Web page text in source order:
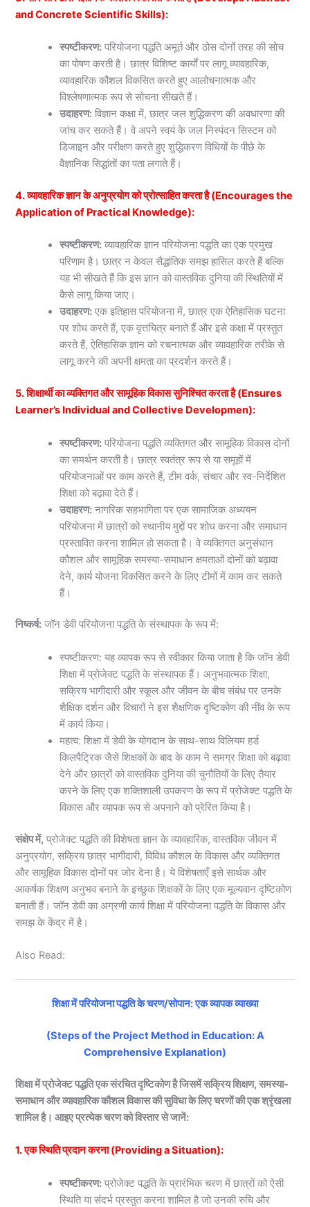
and Concrete Scientific Skills):
स्पष्टीकरण: परियोजना पद्धति अमूर्त और ठोस दोनों तरह की सोच
का पोषण करती है। छात्र विशिष्ट कार्यों पर लागू व्यावहारिक,
व्यावहारिक कौशल विकसित करते हुए आलोचनात्मक और
विश्लेषणात्मक रूप से सोचना सीखते हैं।
उदाहरण: विज्ञान कक्षा में, छात्र जल शुद्धिकरण की अवधारणा की
जांच कर सकते हैं। वे अपने स्वयं के जल निस्पंदन सिस्टम को
डिजाइन और परीक्षण करते हुए शुद्धिकरण विधियों के पीछे के
वैज्ञानिक सिद्धांतों का पता लगाते हैं।
4. व्यावहारिक ज्ञान के अनुप्रयोग को प्रोत्साहित करता है (Encourages the
Application of Practical Knowledge):
स्पष्टीकरण: व्यावहारिक ज्ञान परियोजना पद्धति का एक प्रमुख
परिणाम है। छात्र न केवल सैद्धांतिक समझ हासिल करते हैं बल्कि
यह भी सीखते हैं कि इस ज्ञान को वास्तविक दुनिया की स्थितियों में
कैसे लागू किया जाए।
उदाहरण: एक इतिहास परियोजना में, छात्र एक ऐतिहासिक घटना
पर शोध करते हैं, एक वृत्तचित्र बनाते हैं और इसे कक्षा में प्रस्तुत
करते हैं, ऐतिहासिक ज्ञान को रचनात्मक और व्यावहारिक तरीके से
लागू करने की अपनी क्षमता का प्रदर्शन करते हैं।
5. शिक्षार्थी का व्यक्तिगत और सामूहिक विकास सुनिश्चित करता है (Ensures
Learner’s Individual and Collective Developmen):
स्पष्टीकरण: परियोजना पद्धति व्यक्तिगत और सामूहिक विकास दोनों
का समर्थन करती है। छात्र स्वतंत्र रूप से या समूहों में
परियोजनाओं पर काम करते हैं, टीम वर्क, संचार और स्व-निर्देशित
शिक्षा को बढ़ावा देते हैं।
उदाहरण: नागरिक सहभागिता पर एक सामाजिक अध्ययन
परियोजना में छात्रों को स्थानीय मुद्दों पर शोध करना और समाधान
प्रस्तावित करना शामिल हो सकता है। वे व्यक्तिगत अनुसंधान
कौशल और सामूहिक समस्या-समाधान क्षमताओं दोनों को बढ़ावा
देने, कार्य योजना विकसित करने के लिए टीमों में काम कर सकते
हैं।
निष्कर्ष: जॉन डेवी परियोजना पद्धति के संस्थापक के रूप में:
स्पष्टीकरण: यह व्यापक रूप से स्वीकार किया जाता है कि जॉन डेवी
शिक्षा में प्रोजेक्ट पद्धति के संस्थापक हैं। अनुभवात्मक शिक्षा,
सक्रिय भागीदारी और स्कूल और जीवन के बीच संबंध पर उनके
शैक्षिक दर्शन और विचारों ने इस शैक्षणिक दृष्टिकोण की नींव के रूप
में कार्य किया।
महत्व: शिक्षा में डेवी के योगदान के साथ-साथ विलियम हर्ड
किलपैट्रिक जैसे शिक्षकों के बाद के काम ने समग्र शिक्षा को बढ़ावा
देने और छात्रों को वास्तविक दुनिया की चुनौतियों के लिए तैयार
करने के लिए एक शक्तिशाली उपकरण के रूप में प्रोजेक्ट पद्धति के
विकास और व्यापक रूप से अपनाने को प्रेरित किया है।
संक्षेप में, प्रोजेक्ट पद्धति की विशेषता ज्ञान के व्यावहारिक, वास्तविक जीवन में
अनुप्रयोग, सक्रिय छात्र भागीदारी, विविध कौशल के विकास और व्यक्तिगत
और सामूहिक विकास दोनों पर जोर देना है। ये विशेषताएँ इसे सार्थक और
आकर्षक शिक्षण अनुभव बनाने के इच्छुक शिक्षकों के लिए एक मूल्यवान दृष्टिकोण
बनाती हैं। जॉन डेवी का अग्रणी कार्य शिक्षा में परियोजना पद्धति के विकास और
समझ के केंद्र में है।
Also Read:
शिक्षा में परियोजना पद्धति के चरण/सोपान: एक व्यापक व्याख्या
(Steps of the Project Method in Education: A
Comprehensive Explanation)
शिक्षा में प्रोजेक्ट पद्धति एक संरचित दृष्टिकोण है जिसमें सक्रिय शिक्षण, समस्या-
समाधान और व्यावहारिक कौशल विकास की सुविधा के लिए चरणों की एक श्रृंखला
शामिल है। आइए प्रत्येक चरण को विस्तार से जानें:
1. एक स्थिति प्रदान करना (Providing a Situation):
स्पष्टीकरण: प्रोजेक्ट पद्धति के प्रारंभिक चरण में छात्रों को ऐसी
स्थिति या संदर्भ प्रस्तुत करना शामिल है जो उनकी रुचि और